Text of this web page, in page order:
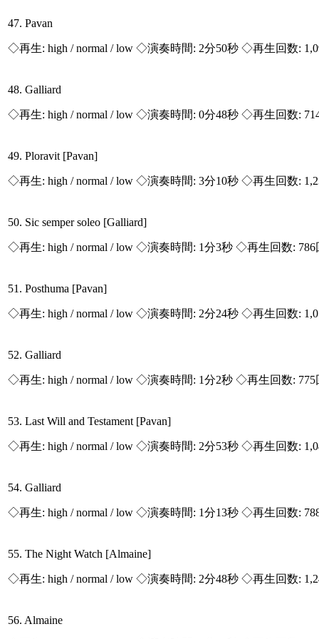
47. Pavan
◇再生: high / normal / low ◇演奏時間: 2分50秒 ◇再生回数:
48. Galliard
◇再生: high / normal / low ◇演奏時間: 0分48秒 ◇再生回数:
49. Ploravit [Pavan]
◇再生: high / normal / low ◇演奏時間: 3分10秒 ◇再生回数:
50. Sic semper soleo [Galliard]
◇再生: high / normal / low ◇演奏時間: 1分3秒 ◇再生回数:
51. Posthuma [Pavan]
◇再生: high / normal / low ◇演奏時間: 2分24秒 ◇再生回数:
52. Galliard
◇再生: high / normal / low ◇演奏時間: 1分2秒 ◇再生回数:
53. Last Will and Testament [Pavan]
◇再生: high / normal / low ◇演奏時間: 2分53秒 ◇再生回数:
54. Galliard
◇再生: high / normal / low ◇演奏時間: 1分13秒 ◇再生回数:
55. The Night Watch [Almaine]
◇再生: high / normal / low ◇演奏時間: 2分48秒 ◇再生回数:
56. Almaine